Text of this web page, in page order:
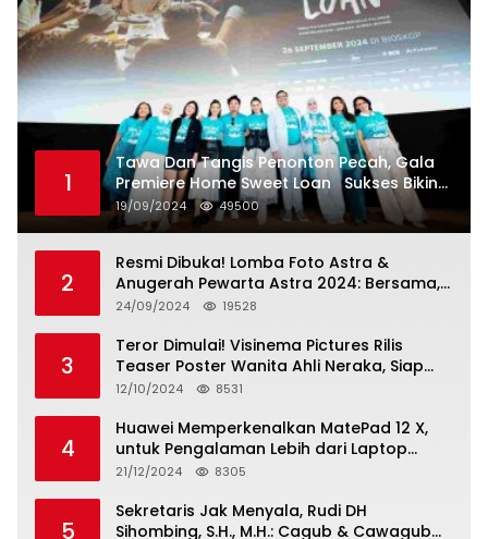
1
Tawa Dan Tangis Penonton Pecah, Gala
Premiere Home Sweet Loan Sukses Bikin
Penonton Lihat Diri Sendiri di Layar
19/09/2024 49500
2
Resmi Dibuka! Lomba Foto Astra &
Anugerah Pewarta Astra 2024: Bersama,
Berkarya, Berkelanjutan
24/09/2024 19528
3
Teror Dimulai! Visinema Pictures Rilis
Teaser Poster Wanita Ahli Neraka, Siap
Tayang di Bioskop 14 November 2024
12/10/2024 8531
4
Huawei Memperkenalkan MatePad 12 X,
untuk Pengalaman Lebih dari Laptop
dengan Layar Ultra Bright dan Desain
Standar Baru untuk Produktivitas di Mana
Saja
21/12/2024 8305
5
Sekretaris Jak Menyala, Rudi DH
Sihombing, S.H., M.H.: Cagub & Cawagub